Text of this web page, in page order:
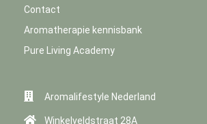
Contact
Aromatherapie kennisbank
Pure Living Academy
Aromalifestyle Nederland
Winkelveldstraat 28A